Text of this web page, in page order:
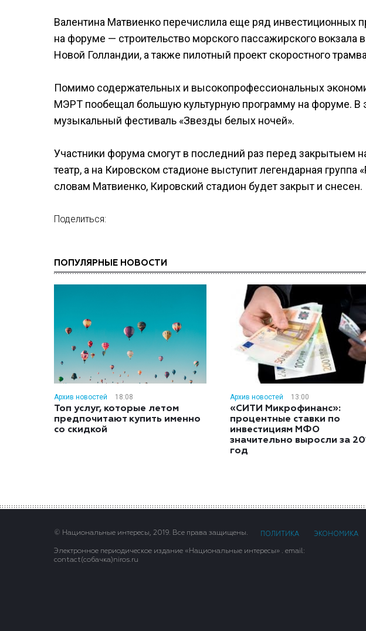
Валентина Матвиенко перечислила еще ряд инвестиционных
на форуме — строительство морского пассажирского вокзала
Новой Голландии, а также пилотный проект скоростного
Помимо содержательных и высокопрофессиональных
МЭРТ пообещал большую культурную программу на форуме. В
музыкальный фестиваль «Звезды белых ночей».
Участники форума смогут в последний раз перед закрытыем
театр, а на Кировском стадионе выступит легендарная группа
словам Матвиенко, Кировский стадион будет закрыт и снесен.
Поделиться:
ПОПУЛЯРНЫЕ НОВОСТИ
Архив новостей 18:08
Топ услуг, которые летом
предпочитают купить именно
со скидкой
Архив новостей 13:00
«СИТИ Микрофинанс»:
процентные ставки по
инвестициям МФО
значительно выросли за
год
© Национальные интересы, 2019. Все права защищены. ПОЛИТИКА ЭКОНОМИКА
Электронное периодическое издание «Национальные интересы» . email:
contact(сoбaчка)niros.ru